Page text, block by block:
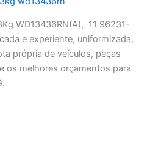
WD13436RN(A), 11 96231-
e experiente, uniformizada,
própria de veículos, peças
os melhores orçamentos para